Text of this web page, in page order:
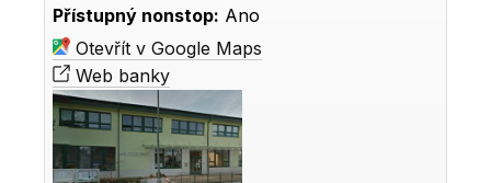
Přístupný nonstop: Ano
Otevřít v Google Maps
Web banky